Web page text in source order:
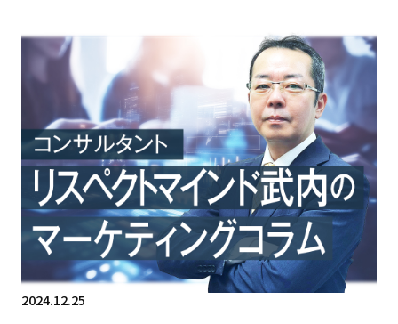
2024.12.25